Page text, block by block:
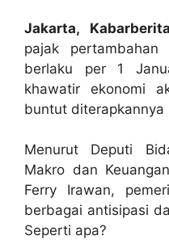
Jakarta,
pajak
berlaku per 1
khawatir ekonomi
buntut
Menurut Deputi
Makro dan
Ferry Irawan,
berbagai antisipasi
Seperti apa?